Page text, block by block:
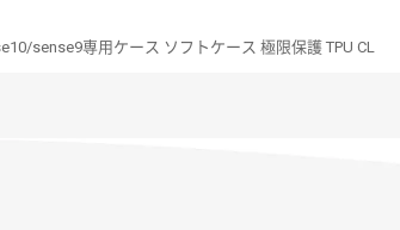
sense9専用ケース ソフトケース 極限保護 TPU CL